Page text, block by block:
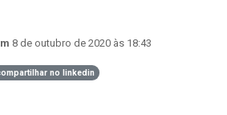
8 de outubro de 2020 às 18:43
no linkedin